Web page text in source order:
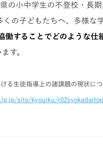
の小中学生の不登校・長
くの子どもたちへ、多様な
働することでどのような仕
す。
る生徒指導上の諸課題の現状に
site/kyouiku/